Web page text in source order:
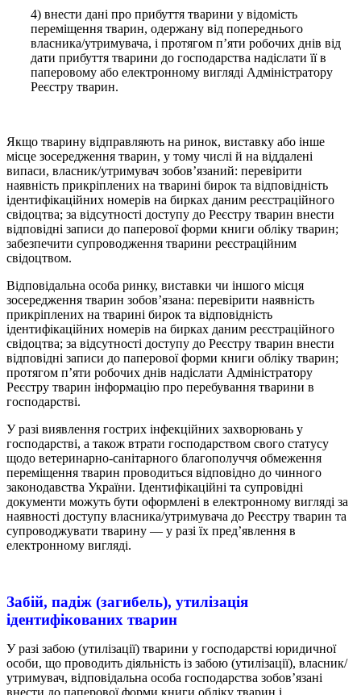
4) внести дані про прибуття тварини у відомість
переміщення тварин, одержану від попереднього
власника/утримувача, і протягом п’яти робочих днів від
дати прибуття тварини до господарства надіслати її в
паперовому або електронному вигляді Адміністратору
Реєстру тварин.
Якщо тварину відправляють на ринок, виставку або інше
місце зосередження тварин, у тому числі й на віддалені
випаси, власник/утримувач зобов’язаний: перевірити
наявність прикріплених на тварині бирок та відповідність
ідентифікаційних номерів на бирках даним реєстраційного
свідоцтва; за відсутності доступу до Реєстру тварин внести
відповідні записи до паперової форми книги обліку тварин;
забезпечити супроводження тварини реєстраційним
свідоцтвом.
Відповідальна особа ринку, виставки чи іншого місця
зосередження тварин зобов’язана: перевірити наявність
прикріплених на тварині бирок та відповідність
ідентифікаційних номерів на бирках даним реєстраційного
свідоцтва; за відсутності доступу до Реєстру тварин внести
відповідні записи до паперової форми книги обліку тварин;
протягом п’яти робочих днів надіслати Адміністратору
Реєстру тварин інформацію про перебування тварини в
господарстві.
У разі виявлення гострих інфекційних захворювань у
господарстві, а також втрати господарством свого статусу
щодо ветеринарно-санітарного благополуччя обмеження
переміщення тварин проводиться відповідно до чинного
законодавства України. Ідентифікаційні та супровідні
документи можуть бути оформлені в електронному вигляді за
наявності доступу власника/утримувача до Реєстру тварин та
супроводжувати тварину — у разі їх пред’явлення в
електронному вигляді.
Забій, падіж (загибель), утилізація
ідентифікованих тварин
У разі забою (утилізації) тварини у господарстві юридичної
особи, що проводить діяльність із забою (утилізації), власник/
утримувач, відповідальна особа господарства зобов’язані